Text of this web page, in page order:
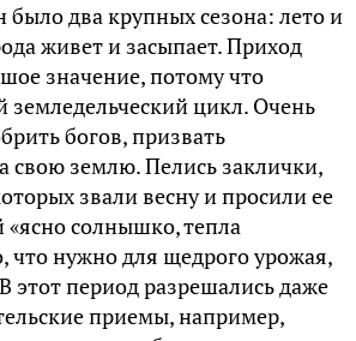
было два крупных сезона: лето и
живет и засыпает. Приход
значение, потому что
земледельческий цикл. Очень
богов, призвать
свою землю. Пелись заклички,
звали весну и просили ее
«ясно солнышко, тепла
что нужно для щедрого урожая,
этот период разрешались даже
приемы, например,